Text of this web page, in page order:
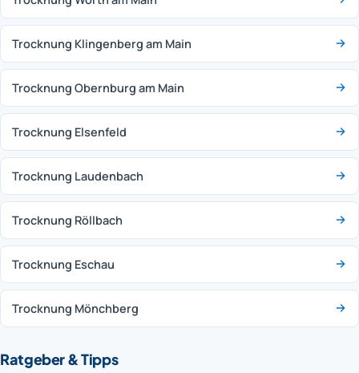
Trocknung Klingenberg am Main
Trocknung Obernburg am Main
Trocknung Elsenfeld
Trocknung Laudenbach
Trocknung Röllbach
Trocknung Eschau
Trocknung Mönchberg
Ratgeber & Tipps